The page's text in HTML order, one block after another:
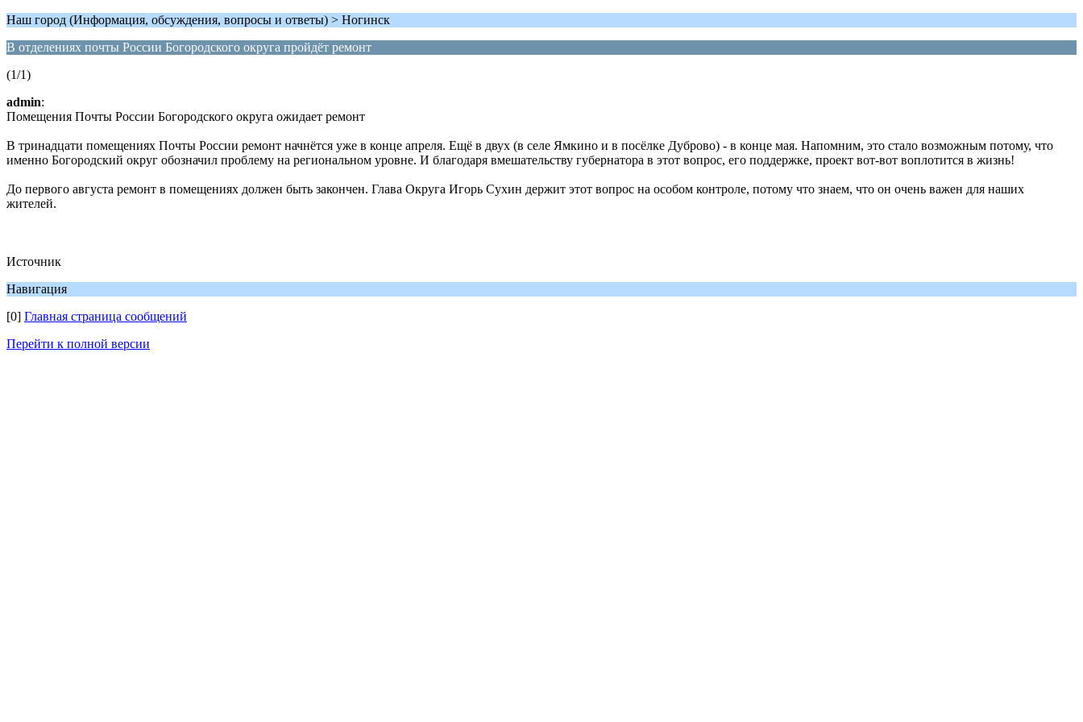
Наш город (Информация, обсуждения, вопросы и ответы) > Ногинск
В отделениях почты России Богородского округа пройдёт ремонт
(1/1)
admin:
Помещения Почты России Богородского округа ожидает ремонт
В тринадцати помещениях Почты России ремонт начнётся уже в конце апреля. Ещё в двух (в селе Ямкино и в посёлке Дуброво) - в конце мая. Напомним, это стало возможным потому, что
именно Богородский округ обозначил проблему на региональном уровне. И благодаря вмешательству губернатора в этот вопрос, его поддержке, проект вот-вот воплотится в жизнь!
До первого августа ремонт в помещениях должен быть закончен. Глава Округа Игорь Сухин держит этот вопрос на особом контроле, потому что знаем, что он очень важен для наших
жителей.
Источник
Навигация
[0] Главная страница сообщений
Перейти к полной версии